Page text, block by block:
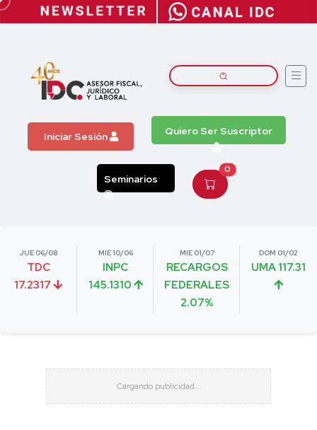
Iniciar Sesión Quiero Ser Suscriptor
Seminarios
0
JUE 06/08
TDC
17.2317
MIE 10/06
INPC
145.1310
MIE 01/07
RECARGOS
FEDERALES
2.07%
DOM 01/02
UMA 117.31